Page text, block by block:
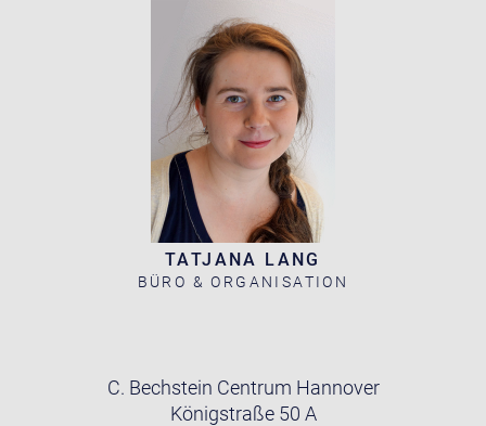
TATJANA LANG
BÜRO & ORGANISATION
C. Bechstein Centrum Hannover
Königstraße 50 A